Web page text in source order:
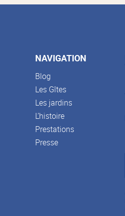
NAVIGATION
Blog
Les Gîtes
Les jardins
L’histoire
Prestations
Presse